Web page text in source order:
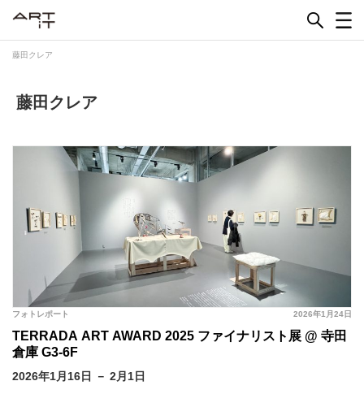
藤田クレア
藤田クレア
2026年1月24日
フォトレポート
TERRADA ART AWARD 2025 ファイナリスト展 @ 寺田
倉庫 G3-6F
2026年1月16日 － 2月1日